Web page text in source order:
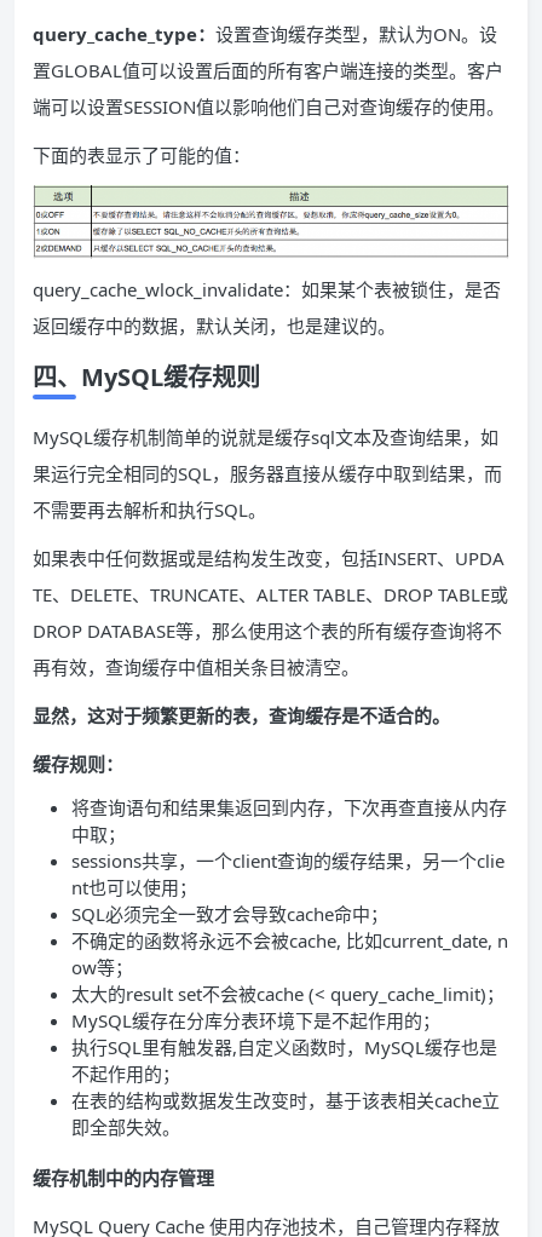
query_cache_type： 设置查询缓存类型，默认为ON。设
置GLOBAL值可以设置后面的所有客户端连接的类型。客户
端可以设置SESSION值以影响他们自己对查询缓存的使用。
下面的表显示了可能的值：
query_cache_wlock_invalidate：如果某个表被锁住，是否
返回缓存中的数据，默认关闭，也是建议的。
四、MySQL缓存规则
MySQL缓存机制简单的说就是缓存sql文本及查询结果，如
果运行完全相同的SQL，服务器直接从缓存中取到结果，而
不需要再去解析和执行SQL。
如果表中任何数据或是结构发生改变，包括INSERT、UPDA
TE、DELETE、TRUNCATE、ALTER TABLE、DROP TABLE或
DROP DATABASE等，那么使用这个表的所有缓存查询将不
再有效，查询缓存中值相关条目被清空。
显然，这对于频繁更新的表，查询缓存是不适合的。
缓存规则：
将查询语句和结果集返回到内存，下次再查直接从内存
中取；
sessions共享，一个client查询的缓存结果，另一个clie
nt也可以使用；
SQL必须完全一致才会导致cache命中；
不确定的函数将永远不会被cache, 比如current_date, n
ow等；
太大的result set不会被cache (< query_cache_limit)；
MySQL缓存在分库分表环境下是不起作用的；
执行SQL里有触发器,自定义函数时，MySQL缓存也是
不起作用的；
在表的结构或数据发生改变时，基于该表相关cache立
即全部失效。
缓存机制中的内存管理
MySQL Query Cache 使用内存池技术，自己管理内存释放